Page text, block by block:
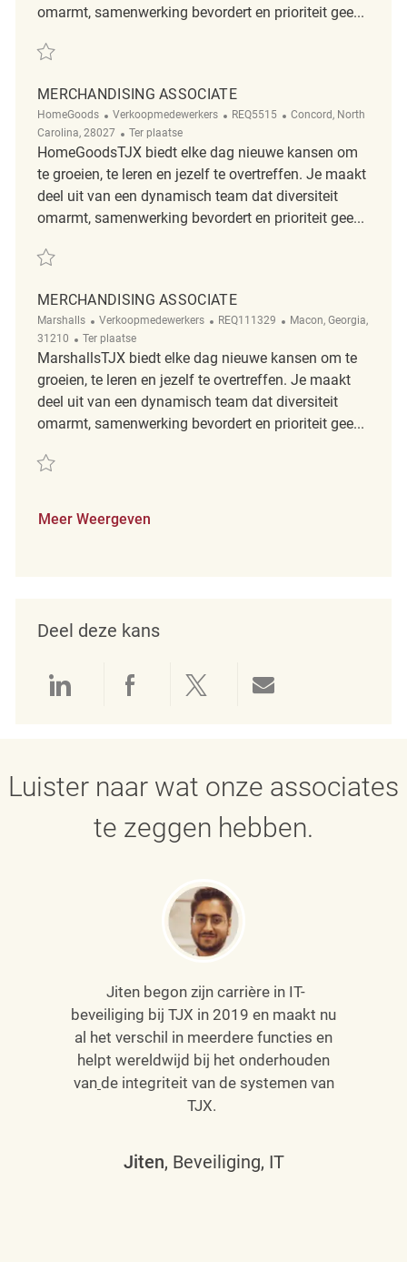
omarmt, samenwerking bevordert en prioriteit gee...
Redden FT Merchandising Coordinator REQ62269
MERCHANDISING ASSOCIATE
HomeGoods Categorie
Verkoopmedewerkers ReqId
REQ5515 Plaats
Concord, North
Carolina, 28027
Afgelegen
Ter plaatse
HomeGoodsTJX biedt elke dag nieuwe kansen om
te groeien, te leren en jezelf te overtreffen. Je maakt
deel uit van een dynamisch team dat diversiteit
omarmt, samenwerking bevordert en prioriteit gee...
Redden merchandising associate REQ5515
MERCHANDISING ASSOCIATE
Marshalls Categorie
Verkoopmedewerkers ReqId
REQ111329 Plaats
Macon, Georgia,
31210
Afgelegen
Ter plaatse
MarshallsTJX biedt elke dag nieuwe kansen om te
groeien, te leren en jezelf te overtreffen. Je maakt
deel uit van een dynamisch team dat diversiteit
omarmt, samenwerking bevordert en prioriteit gee...
Redden Merchandising Associate REQ111329
Meer Weergeven
Deel deze kans
Delen via LinkedIn
Delen via Facebook
Delen via twitter
Luister naar wat onze associates
te zeggen hebben.
Jiten begon zijn carrière in IT-
beveiliging bij TJX in 2019 en maakt nu
al het verschil in meerdere functies en
helpt wereldwijd bij het onderhouden
van de integriteit van de systemen van
TJX.
Jiten, Beveiliging, IT